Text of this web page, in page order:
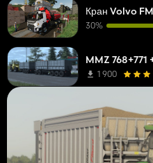
Кран Volvo
30%
MMZ 768+771
1 900